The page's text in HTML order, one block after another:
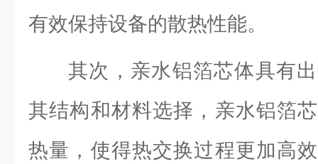
有效保持设备的散热性能。
其次，亲水铝箔芯体具有
其结构和材料选择，亲水铝箔
热量，使得热交换过程更加高